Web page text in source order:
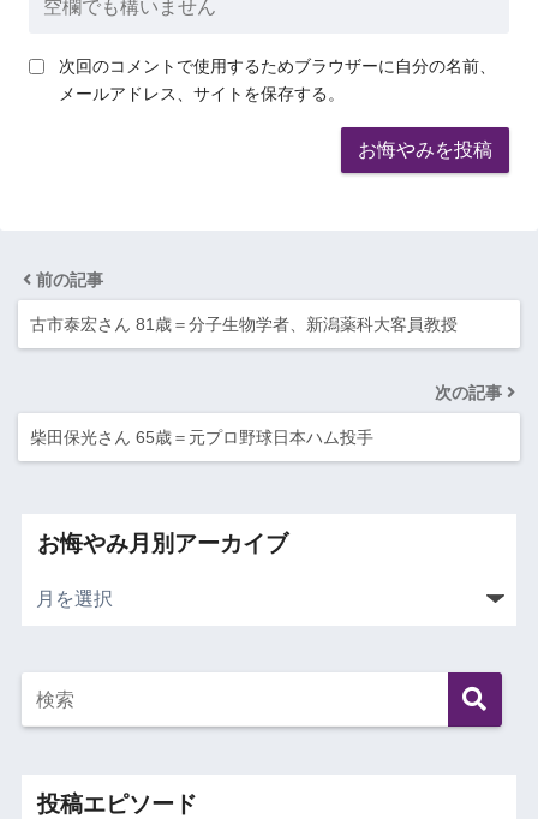
次回のコメントで使用するためブラウザーに自分の名前、
メールアドレス、サイトを保存する。
前の記事
古市泰宏さん 81歳＝分子生物学者、新潟薬科大客員教授
次の記事
柴田保光さん 65歳＝元プロ野球日本ハム投手
お悔やみ月別アーカイブ
投稿エピソード